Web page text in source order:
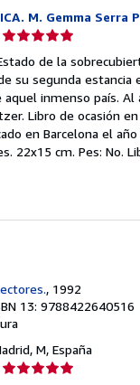
M. Gemma Serra
Calificación
vendedor:
5
de
5
estrellas
de la
su segunda estancia
inmenso país.
Libro de ocasión
en Barcelona el
22x15 cm. Pes: No.
, 1992
13: 9788422640516
M, España
Calificación